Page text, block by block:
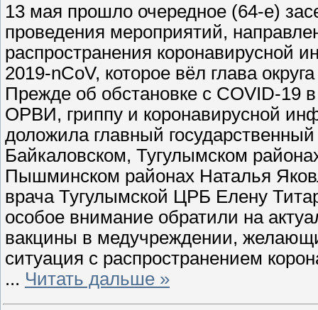
13 мая прошло очередное (64-е)
проведения мероприятий,
распространения коронавирусной
2019-nCoV, которое вёл глава
Прежде об обстановке с COVID-19
ОРВИ, гриппу и коронавирусной
доложила главный
Байкаловском, Тугулымском
Пышминском районах Наталья
врача Тугулымской ЦРБ Елену
особое внимание обратили на
вакцины в медучреждении,
ситуация с распространением
... Читать дальше »